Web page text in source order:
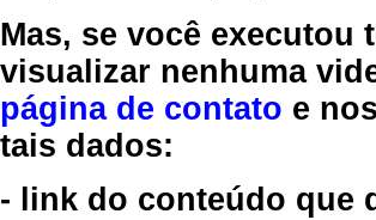
Mas, se você executou
visualizar nenhuma
página de contato e
tais dados:
- link do conteúdo que